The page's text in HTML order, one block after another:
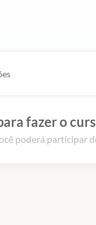
fazer o
poderá participar